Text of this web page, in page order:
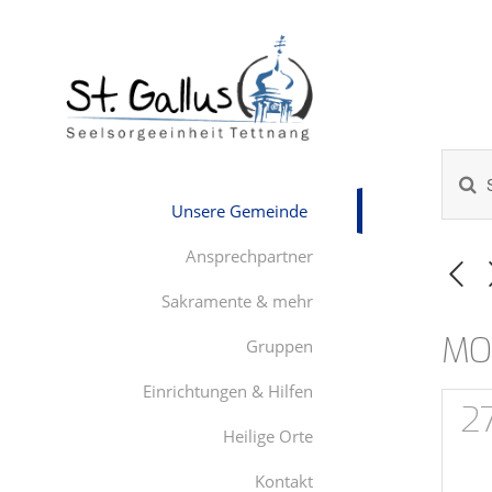
Unsere Gemeinde
Ansprechpartner
Sakramente & mehr
Gruppen
Einrichtungen & Hilfen
Heilige Orte
Kontakt
Bitte
nach
0